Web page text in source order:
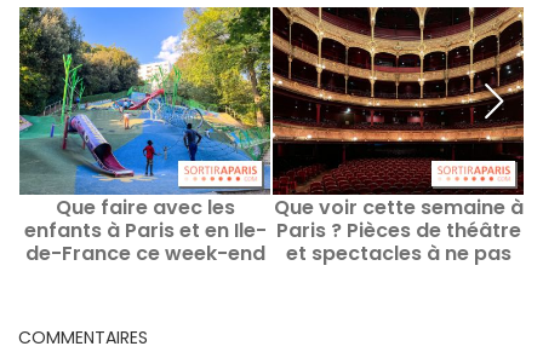
Que faire avec les
enfants à Paris et en Ile-
de-France ce week-end
Que voir cette semaine à
Paris ? Pièces de théâtre
et spectacles à ne pas
COMMENTAIRES